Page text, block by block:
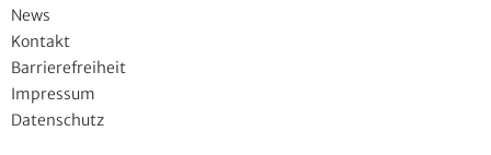
News
Kontakt
Barrierefreiheit
Impressum
Datenschutz